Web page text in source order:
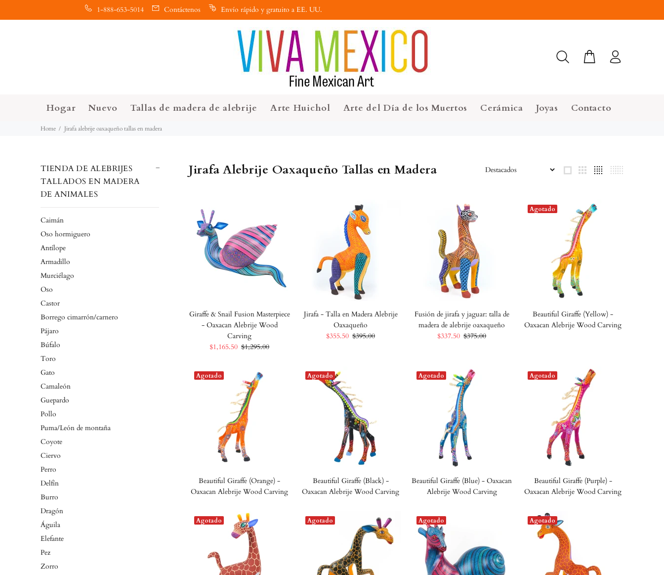
1-888-653-5014 Contáctenos Envío rápido y gratuito a EE. UU.
Hogar Nuevo Tallas de madera de alebrije Arte Huichol Arte del Día de los Muertos Cerámica Joyas Contacto
Home Jirafa alebrije oaxaqueño tallas en madera
TIENDA DE ALEBRIJES
TALLADOS EN MADERA
DE ANIMALES
Caimán
Oso hormiguero
Antílope
Armadillo
Murciélago
Oso
Castor
Borrego cimarrón/carnero
Pájaro
Búfalo
Toro
Gato
Camaleón
Guepardo
Pollo
Puma/León de montaña
Coyote
Ciervo
Perro
Delfín
Burro
Dragón
Águila
Elefante
Pez
Zorro
Jirafa Alebrije Oaxaqueño Tallas en Madera
Giraffe & Snail Fusion Masterpiece
- Oaxacan Alebrije Wood
Carving
$1,165.50 $1,295.00
Jirafa - Talla en Madera Alebrije
Oaxaqueño
$355.50 $395.00
Fusión de jirafa y jaguar: talla de
madera de alebrije oaxaqueño
$337.50 $375.00
Agotado
Beautiful Giraffe (Yellow) -
Oaxacan Alebrije Wood Carving
Agotado
Beautiful Giraffe (Orange) -
Oaxacan Alebrije Wood Carving
Agotado
Beautiful Giraffe (Black) -
Oaxacan Alebrije Wood Carving
Agotado
Beautiful Giraffe (Blue) - Oaxacan
Alebrije Wood Carving
Agotado
Beautiful Giraffe (Purple) -
Oaxacan Alebrije Wood Carving
Agotado Agotado Agotado Agotado